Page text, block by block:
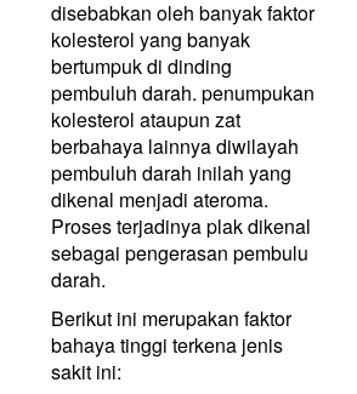
disebabkan oleh banyak faktor
kolesterol yang banyak
bertumpuk di dinding
pembuluh darah. penumpukan
kolesterol ataupun zat
berbahaya lainnya diwilayah
pembuluh darah inilah yang
dikenal menjadi ateroma.
Proses terjadinya plak dikenal
sebagai pengerasan pembulu
darah.
Berikut ini merupakan faktor
bahaya tinggi terkena jenis
sakit ini: